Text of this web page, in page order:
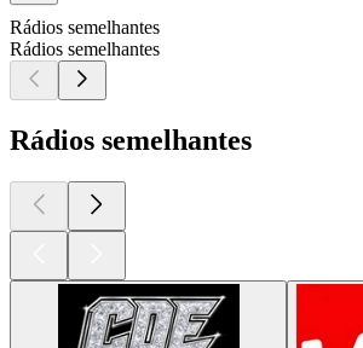
Rádios semelhantes
Rádios semelhantes
Rádios semelhantes